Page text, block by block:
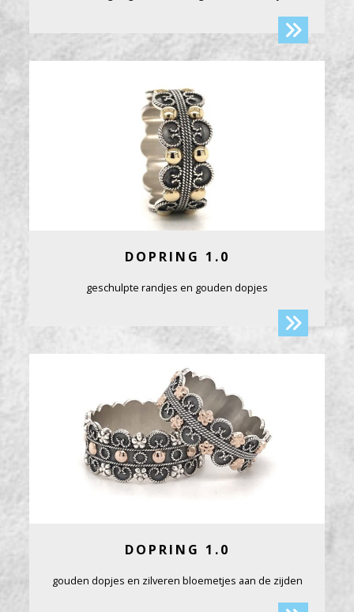
DOPRING 1.0
geschulpte randjes en gouden dopjes
DOPRING 1.0
gouden dopjes en zilveren bloemetjes aan de zijden